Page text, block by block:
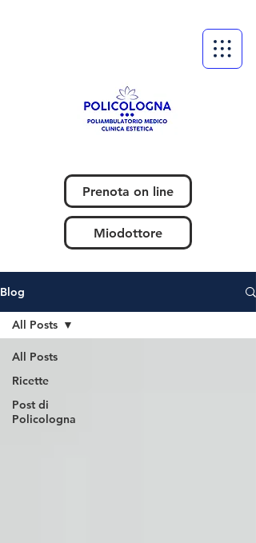
Prenota on line
Miodottore
Blog
All Posts
Ricette
Post di
Policologna
All Posts